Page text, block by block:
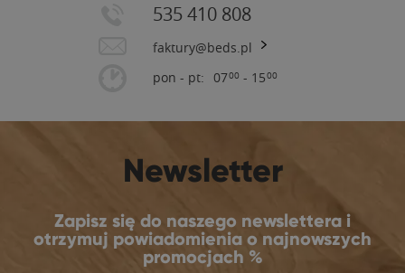
535 410 808
faktury@beds.pl
pon - pt: 0700 - 1500
Newsletter
Zapisz się do naszego newslettera i
otrzymuj powiadomienia o najnowszych
promocjach %